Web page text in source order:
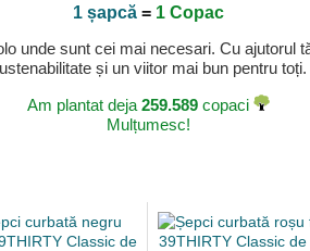
1 șapcă= 1 Copac
unde sunt cei mai necesari. Cu
și un viitor mai bun pentru toți.
Am plantat deja 259.589copaci
Mulțumesc!